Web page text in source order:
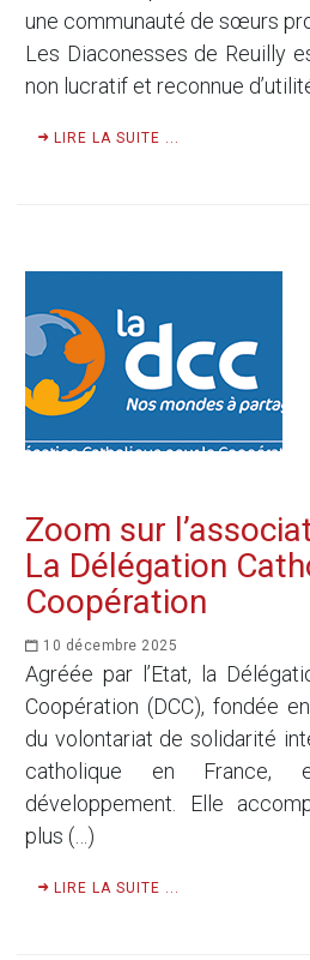
une communauté de sœurs
Les Diaconesses de Reuilly
non lucratif et reconnue
LIRE LA SUITE ...
Zoom sur
La Délégation
Coopération
10 décembre 2025
Agréée par l’Etat, la
Coopération (DCC), fondée
du volontariat de solidarité
catholique en
développement. Elle
plus (…)
LIRE LA SUITE ...